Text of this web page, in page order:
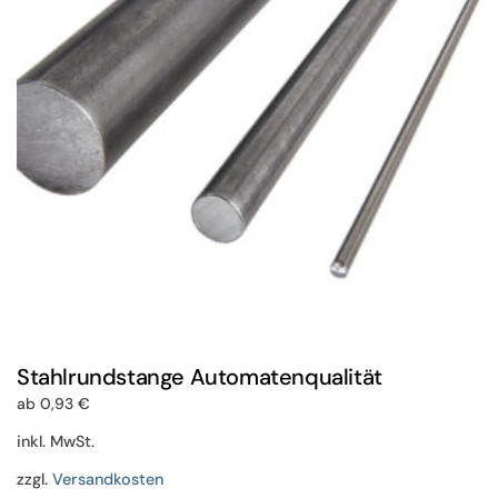
können
auf
der
Produktseite
gewählt
werden
Stahlrundstange Automatenqualität
ab 0,93 €
inkl. MwSt.
zzgl. Versandkosten